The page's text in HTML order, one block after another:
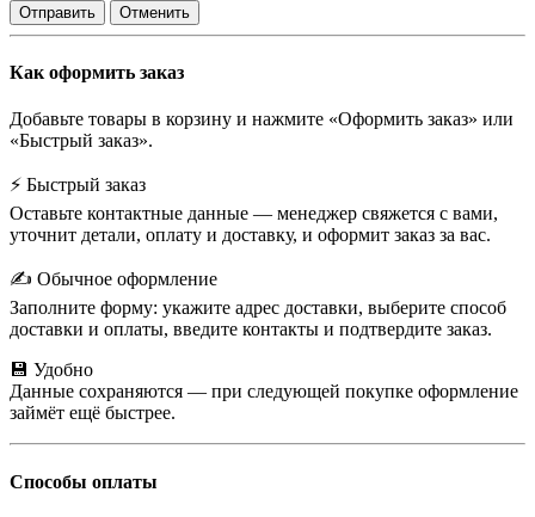
Отправить Отменить
Как оформить заказ
Добавьте товары в корзину и нажмите «Оформить заказ» или
«Быстрый заказ».
⚡ Быстрый заказ
Оставьте контактные данные — менеджер свяжется с вами,
уточнит детали, оплату и доставку, и оформит заказ за вас.
✍️ Обычное оформление
Заполните форму: укажите адрес доставки, выберите способ
доставки и оплаты, введите контакты и подтвердите заказ.
💾 Удобно
Данные сохраняются — при следующей покупке оформление
займёт ещё быстрее.
Способы оплаты